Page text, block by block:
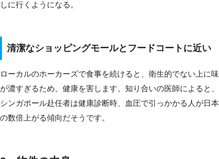
しに行くようになる。
清潔なショッピングモールとフードコートに近い
ローカルのホーカーズで食事を続けると、衛生的でない上に味
が濃すぎるため、健康を害します。知り合いの医師によると、
シンガポール赴任者は健康診断時、血圧で引っかかる人が日本
の数倍上がる傾向だそうです。